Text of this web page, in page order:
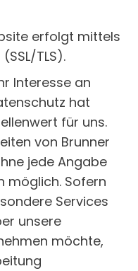
erfolgt mittels
TLS).
Interesse an
hat
für uns.
von Brunner
jede Angabe
möglich. Sofern
Services
unsere
möchte,